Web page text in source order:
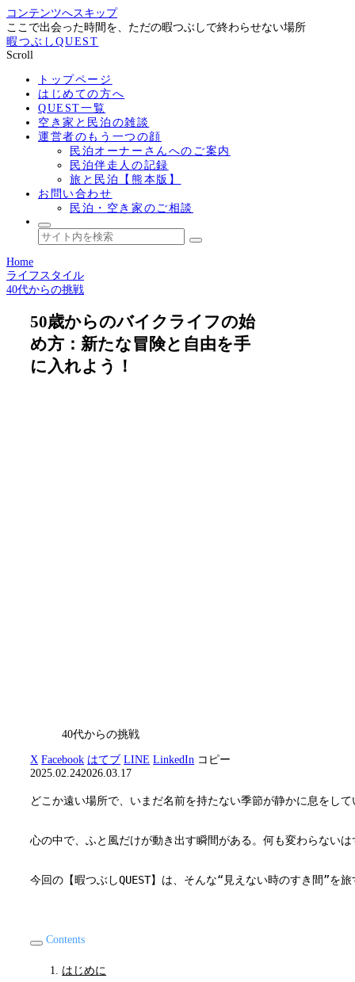
コンテンツへスキップ
ここで出会った時間を、ただの暇つぶしで終わらせない場所
暇つぶしQUEST
Scroll
トップページ
はじめての方へ
QUEST一覧
空き家と民泊の雑談
運営者のもう一つの顔
民泊オーナーさんへのご案内
民泊伴走人の記録
旅と民泊【熊本版】
お問い合わせ
民泊・空き家のご相談
Home
ライフスタイル
40代からの挑戦
50歳からのバイクライフの始
め方：新たな冒険と自由を手
に入れよう！
40代からの挑戦
X Facebook はてブ LINE LinkedIn コピー
2025.02.242026.03.17
どこか遠い場所で、いまだ名前を持たない季節が静かに息をし
心の中で、ふと風だけが動き出す瞬間がある。何も変わらない
今回の【暇つぶしQUEST】は、そんな“見えない時のすき間”
Contents
はじめに